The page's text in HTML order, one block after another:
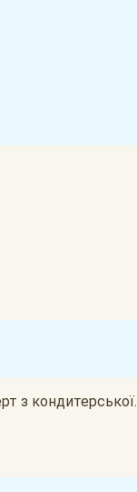
з кондитерської.